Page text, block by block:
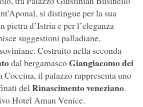
si distingue per la sua
pietra d’Istria e per l’eleganza
suggestioni palladiane,
Costruito nella seconda
dal bergamascoGiangiacomo dei
il palazzo rappresenta uno
delRinascimento veneziano.
Hotel Aman Venice.